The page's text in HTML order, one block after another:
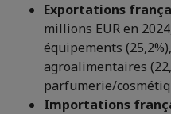
Exportations
millions EUR en
équipements
agroalimentaires
parfumerie/
Importations